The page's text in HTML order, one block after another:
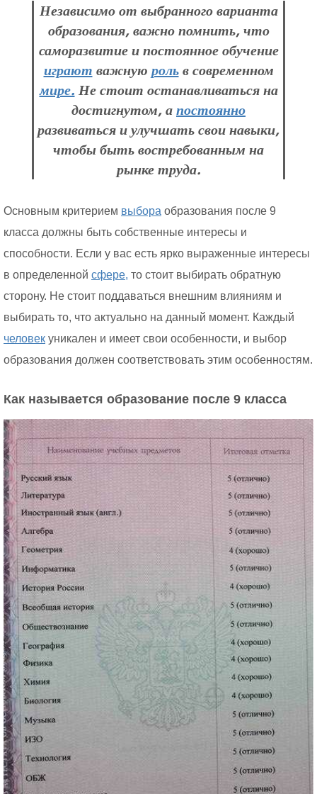
Независимо от выбранного варианта
образования, важно помнить, что
саморазвитие и постоянное обучение
играют важную рольв современном
мире. Не стоит останавливаться на
достигнутом, апостоянно
развиваться и улучшать свои навыки,
чтобы быть востребованным на
рынке труда.
Основным критерием выбора образования после 9
класса должны быть собственные интересы и
способности. Если у вас есть ярко выраженные интересы
в определенной сфере, то стоит выбирать обратную
сторону. Не стоит поддаваться внешним влияниям и
выбирать то, что актуально на данный момент. Каждый
человек уникален и имеет свои особенности, и выбор
образования должен соответствовать этим особенностям.
Как называется образование после 9 класса